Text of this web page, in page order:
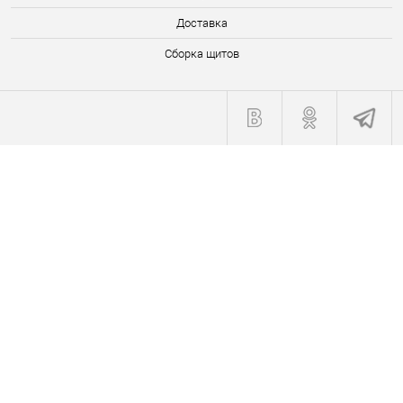
Доставка
Сборка щитов